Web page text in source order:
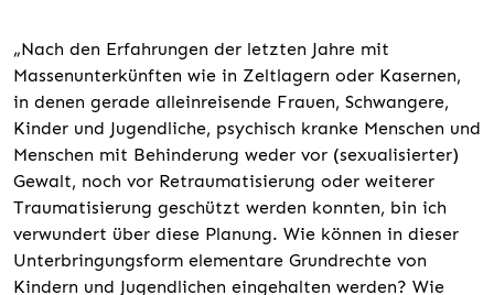
„Nach den Erfahrungen der letzten Jahre mit
Massenunterkünften wie in Zeltlagern oder Kasernen,
in denen gerade alleinreisende Frauen, Schwangere,
Kinder und Jugendliche, psychisch kranke Menschen und
Menschen mit Behinderung weder vor (sexualisierter)
Gewalt, noch vor Retraumatisierung oder weiterer
Traumatisierung geschützt werden konnten, bin ich
verwundert über diese Planung. Wie können in dieser
Unterbringungsform elementare Grundrechte von
Kindern und Jugendlichen eingehalten werden? Wie